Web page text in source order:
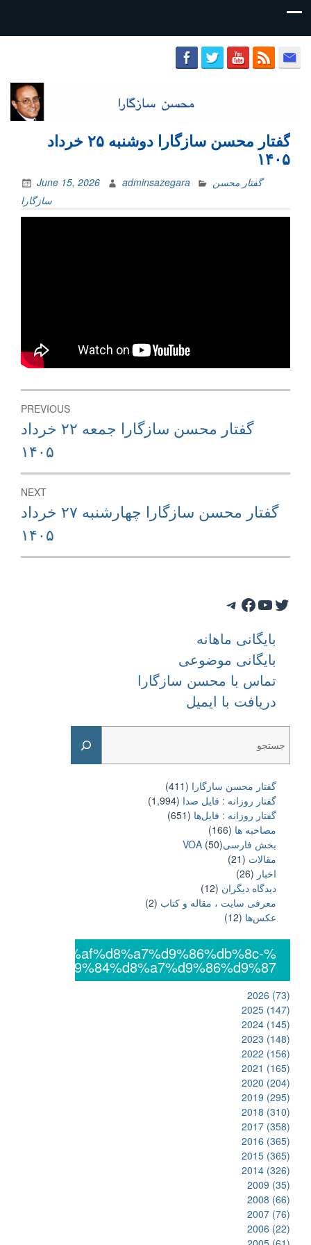
محسن
سازگارا
گفتار محسن سازگارا دوشنبه ۲۵ خرداد
۱۴۰۵
June 15, 2026 adminsazegara
گفتار محسن
سازگارا
Post
navigation
PREVIOUS
Previous
post:
گفتار محسن سازگارا جمعه ۲۲ خرداد
۱۴۰۵
NEXT
Next
post:
گفتار محسن سازگارا چهارشنبه ۲۷ خرداد
۱۴۰۵
Telegram Facebook YouTube Twitter
بایگانی ماهانه
بایگانی موضوعی
تماس با محسن سازگارا
دریافت با ایمیل
گفتار محسن سازگارا (411)
گفتار روزانه : فایل‌ صدا (1,994)
گفتار روزانه : فایل‌ها (651)
مصاحبه ها (166)
بخش فارسیVOA(50)
مقالات (21)
اخبار (26)
دیدگاه دیگران (12)
معرفی سایت ، مقاله و کتاب (2)
عکس‌ها (12)
2026 (73)
2025 (147)
2024 (145)
2023 (148)
2022 (156)
2021 (165)
2020 (204)
2019 (295)
2018 (310)
2017 (358)
2016 (365)
2015 (365)
2014 (326)
2009 (35)
2008 (66)
2007 (76)
2006 (22)